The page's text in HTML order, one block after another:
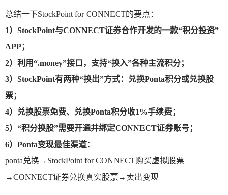
总结一下StockPoint for CONNECT的要点：
1）StockPoint与CONNECT证券合作开发的一款“积分投资”
APP；
2）利用“.money”接口，支持“换入”各种主流积分；
3）StockPoint有两种“换出”方式：兑换Ponta积分或兑换股
票；
4）兑换股票免费、兑换Ponta积分收1%手续费；
5）“积分换股”需要开通并绑定CONNECT证券账号；
6）Ponta变现最佳渠道：
ponta兑换→StockPoint for CONNECT购买虚拟股票
→CONNECT证券兑换真实股票→卖出变现